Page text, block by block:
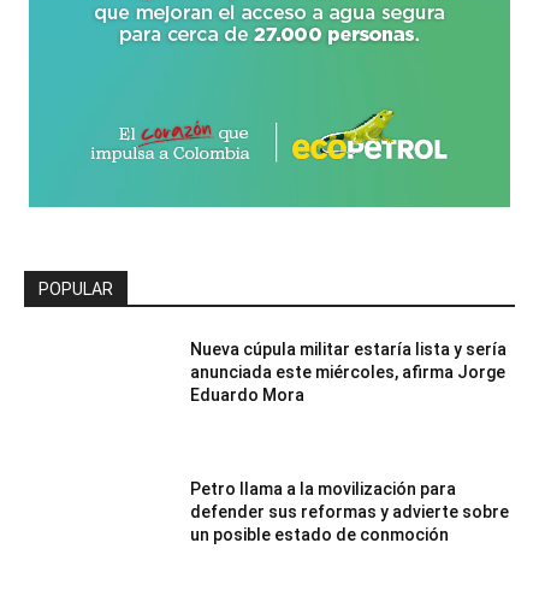
POPULAR
Nueva cúpula militar estaría lista y sería
anunciada este miércoles, afirma Jorge
Eduardo Mora
Petro llama a la movilización para
defender sus reformas y advierte sobre
un posible estado de conmoción